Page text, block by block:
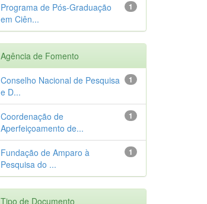
1
Programa de Pós-Graduação
em Ciên...
Agência de Fomento
1
Conselho Nacional de Pesquisa
e D...
1
Coordenação de
Aperfeiçoamento de...
1
Fundação de Amparo à
Pesquisa do ...
Tipo de Documento